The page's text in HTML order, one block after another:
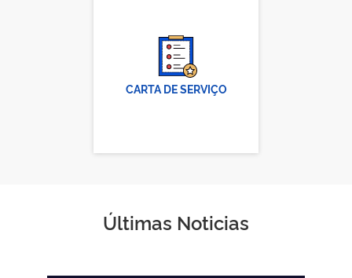
CARTA DE SERVIÇO
Últimas Noticias